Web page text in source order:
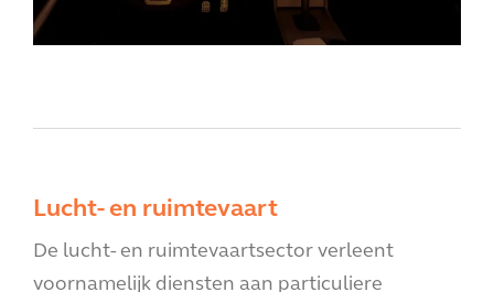
Lucht- en ruimtevaart
De lucht- en ruimtevaartsector verleent
voornamelijk diensten aan particuliere